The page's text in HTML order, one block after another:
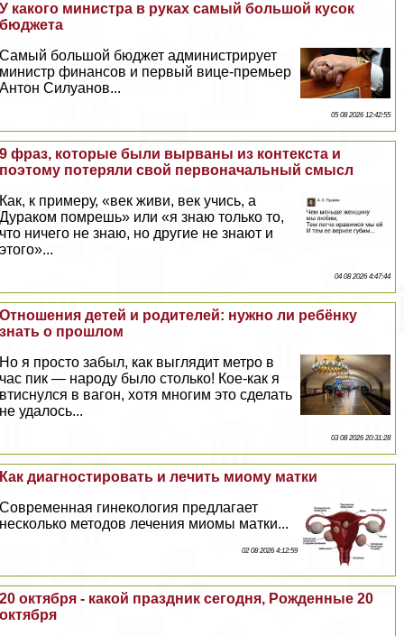
У какого министра в руках самый большой кусок
бюджета
Самый большой бюджет администрирует
министр финансов и первый вице-премьер
Антон Силуанов...
05 08 2026 12:42:55
9 фраз, которые были вырваны из контекста и
поэтому потеряли свой первоначальный смысл
Как, к примеру, «век живи, век учись, а
Дypaком помрешь» или «я знаю только то,
что ничего не знаю, но другие не знают и
этого»...
04 08 2026 4:47:44
Отношения детей и родителей: нужно ли ребёнку
знать о прошлом
Но я просто забыл, как выглядит метро в
час пик — народу было столько! Кое-как я
втиснулся в вагон, хотя многим это сделать
не удалось...
03 08 2026 20:31:28
Как диагностировать и лечить миому матки
Современная гинекология предлагает
несколько методов лечения миомы матки...
02 08 2026 4:12:59
20 октября - какой праздник сегодня, Рожденные 20
октября